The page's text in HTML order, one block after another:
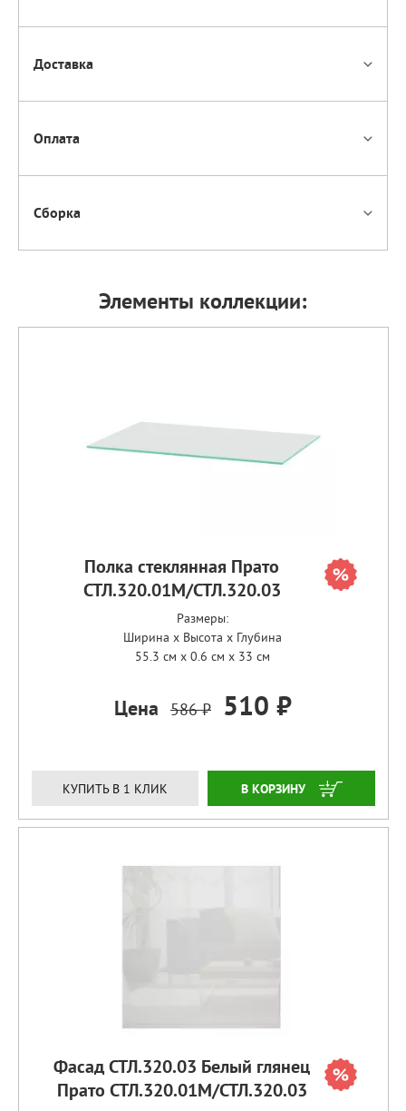
Доставка
Оплата
Сборка
Элементы коллекции:
Полка стеклянная Прато
СТЛ.320.01М/СТЛ.320.03
Размеры:
Ширина x Высота x Глубина
55.3 см x 0.6 см x 33 см
Цена 586 ₽ 510 ₽
КУПИТЬ В 1 КЛИК ЗАКАЗАТЬ
Фасад СТЛ.320.03 Белый глянец
Прато СТЛ.320.01М/СТЛ.320.03